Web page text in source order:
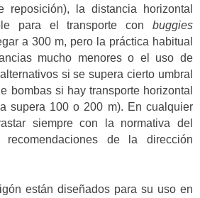
reposición), la distancia horizontal
para el transporte con buggies
a 300 m, pero la práctica habitual
mucho menores o el uso de
si se supera cierto umbral
bombas si hay transporte horizontal
supera 100 o 200 m). En cualquier
siempre con la normativa del
de la dirección
están diseñados para su uso en